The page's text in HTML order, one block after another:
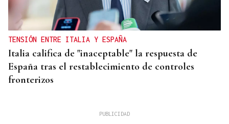
TENSIÓN ENTRE ITALIA Y ESPAÑA
Italia califica de "inaceptable" la respuesta de
España tras el restablecimiento de controles
fronterizos